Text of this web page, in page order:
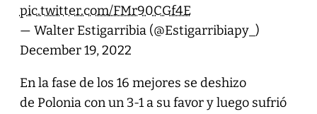
pic.twitter.com/FMr90CGf4E
— Walter Estigarribia (@Estigarribiapy_)
December 19, 2022
En la fase de los 16 mejores se deshizo
de Polonia con un 3-1 a su favor y luego sufrió